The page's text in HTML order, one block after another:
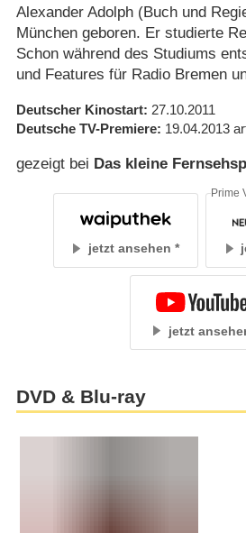
Alexander Adolph (Buch und
München geboren. Er studierte
Schon während des Studiums
und Features für Radio Bremen
Deutscher Kinostart 27.10.2011
Deutsche TV-Premiere 19.04.2013
gezeigt bei Das kleine
jetzt ansehen
Prime
jetzt
DVD & Blu-ray